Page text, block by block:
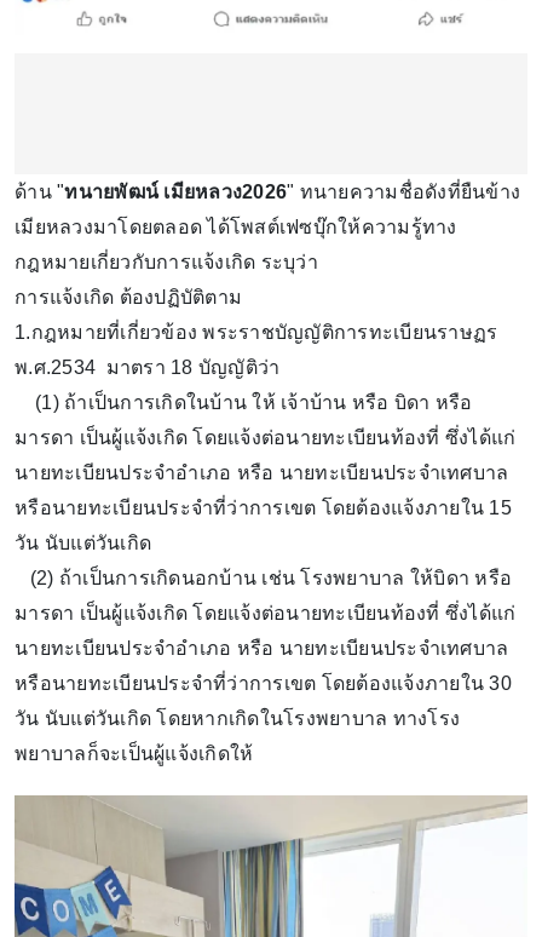
ด้าน "ทนายพัฒน์ เมียหลวง2026" ทนายความชื่อดังที่ยืนข้าง
เมียหลวงมาโดยตลอด ได้โพสต์เฟซบุ๊กให้ความรู้ทาง
กฎหมายเกี่ยวกับการแจ้งเกิด ระบุว่า
การแจ้งเกิด ต้องปฏิบัติตาม
1.กฎหมายที่เกี่ยวข้อง พระราชบัญญัติการทะเบียนราษฏร
พ.ศ.2534 มาตรา 18 บัญญัติว่า
(1) ถ้าเป็นการเกิดในบ้าน ให้ เจ้าบ้าน หรือ บิดา หรือ
มารดา เป็นผู้แจ้งเกิด โดยแจ้งต่อนายทะเบียนท้องที่ ซึ่งได้แก่
นายทะเบียนประจำอำเภอ หรือ นายทะเบียนประจำเทศบาล
หรือนายทะเบียนประจำที่ว่าการเขต โดยต้องแจ้งภายใน 15
วัน นับแต่วันเกิด
(2) ถ้าเป็นการเกิดนอกบ้าน เช่น โรงพยาบาล ให้บิดา หรือ
มารดา เป็นผู้แจ้งเกิด โดยแจ้งต่อนายทะเบียนท้องที่ ซึ่งได้แก่
นายทะเบียนประจำอำเภอ หรือ นายทะเบียนประจำเทศบาล
หรือนายทะเบียนประจำที่ว่าการเขต โดยต้องแจ้งภายใน 30
วัน นับแต่วันเกิด โดยหากเกิดในโรงพยาบาล ทางโรง
พยาบาลก็จะเป็นผู้แจ้งเกิดให้